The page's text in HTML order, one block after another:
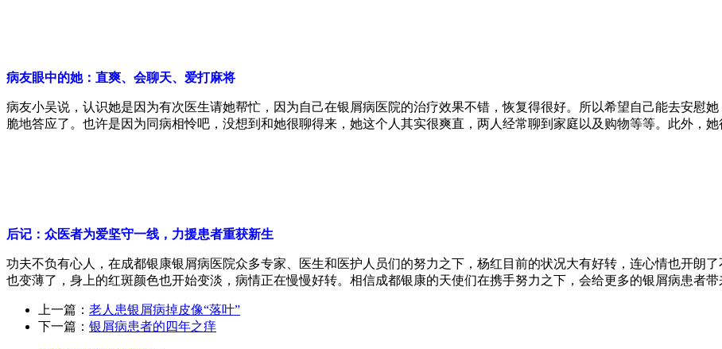
病友眼中的她：直爽、会聊天、爱打麻将
病友小吴说，认识她是因为有次医生请她帮忙，因为自己在银屑病医院的治疗效果不错，恢复得很好。所以希望自己能去安慰
脆地答应了。也许是因为同病相怜吧，没想到和她很聊得来，她这个人其实很爽直，两人经常聊到家庭以及购物等等。此外，她
后记：众医者为爱坚守一线，力援患者重获新生
功夫不负有心人，在成都银康银屑病医院众多专家、医生和医护人员们的努力之下，杨红目前的状况大有好转，连心情也开朗
也变薄了，身上的红斑颜色也开始变淡，病情正在慢慢好转。相信成都银康的天使们在携手努力之下，会给更多的银屑病患者
上一篇： 老人患银屑病掉皮像“落叶”
下一篇： 银屑病患者的四年之痒